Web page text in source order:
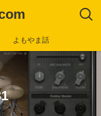
よもやま話